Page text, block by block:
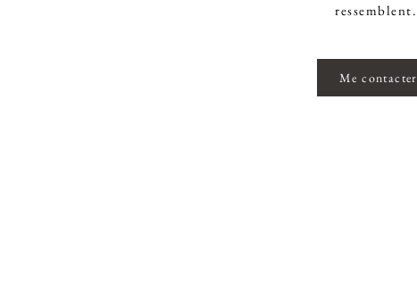
ressemblent.
Me contacter